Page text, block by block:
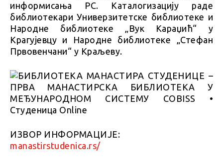
информисања РС. Каталогизацију раде
библиотекари Универзитетске библиотеке и
Народне библиотеке „Вук Караџић“ у
Крагујевцу и Народне библиотеке „Стефан
Првовенчани“ у Краљеву.
ИЗВОР ИНФОРМАЦИЈЕ:
manastirstudenica.rs/